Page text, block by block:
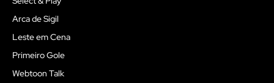
Arca de Sigil
Leste em Cena
Primeiro Gole
Webtoon Talk